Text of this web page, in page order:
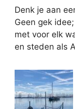
Denk je aan
Geen gek
met voor elk
en steden als